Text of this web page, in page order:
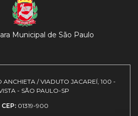
Municipal de São Paulo
ANCHIETA / VIADUTO JACAREÍ, 100 -
- SÃO PAULO-SP
CEP: 01319-900